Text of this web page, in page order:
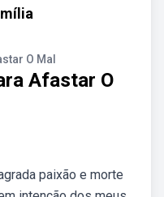
O Mal
Afastar O
paixão e morte